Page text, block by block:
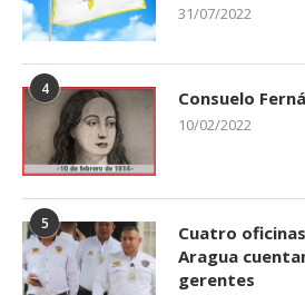
31/07/2022
4 Consuelo
10/02/2022
5
Cuatro
Aragua
gerentes